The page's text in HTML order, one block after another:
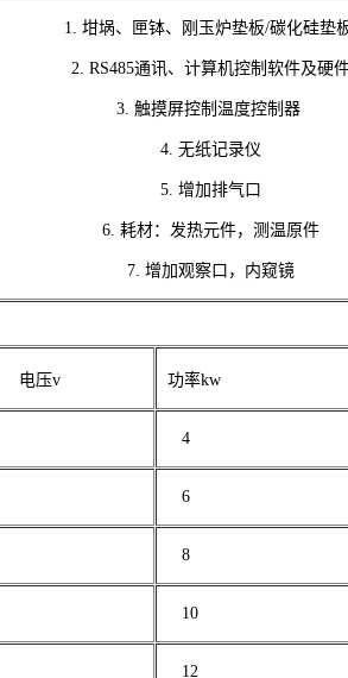
1. 坩埚、匣钵、刚玉炉垫板/碳化硅垫
2. RS485通讯、计算机控制软件及硬
3. 触摸屏控制温度控制器
4. 无纸记录仪
5. 增加排气口
6. 耗材：发热元件，测温原件
7. 增加观察口，内窥镜
电压v 功率kw
4
6
8
10
12